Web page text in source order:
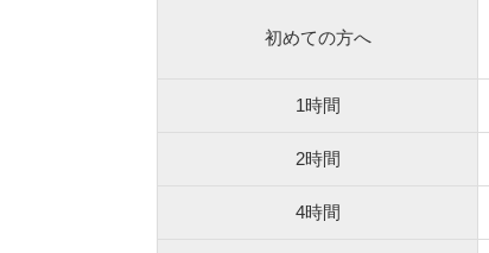
初めての方へ
1時間
2時間
4時間